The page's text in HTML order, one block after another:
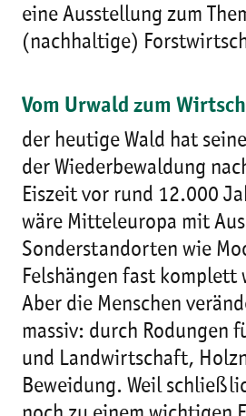
eine Ausstellung zum
(nachhaltige)
Vom Urwald zum
der heutige Wald hat
der Wiederbewaldung
Eiszeit vor rund 12.000
wäre Mitteleuropa mit
Sonderstandorten wie
Felshängen fast komplett
Aber die Menschen
massiv: durch Rodungen
und Landwirtschaft,
Beweidung. Weil